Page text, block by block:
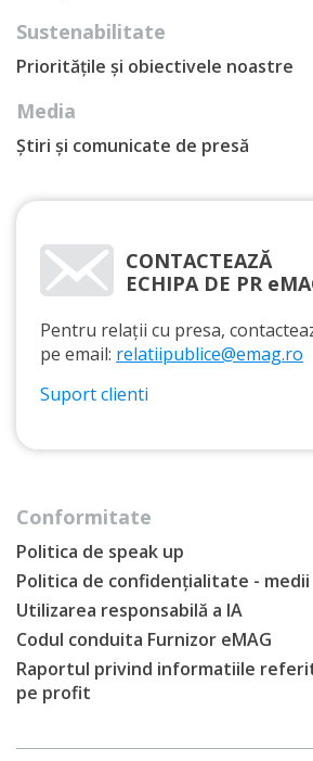
Sustenabilitate
Prioritățile și obiectivele noastre
Media
Știri și comunicate de presă
CONTACTEAZĂ
ECHIPA DE PR
Pentru relații cu presa,
pe email: relatiipublice@emag.ro
Suport clienti
Conformitate
Politica de speak up
Politica de confidențialitate -
Utilizarea responsabilă a IA
Codul conduita Furnizor eMAG
Raportul privind informatiile
pe profit